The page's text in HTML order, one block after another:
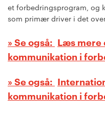
et forbedringsprogram, og
som primær driver i det
Læs mere
kommunikation i
kommunikation i